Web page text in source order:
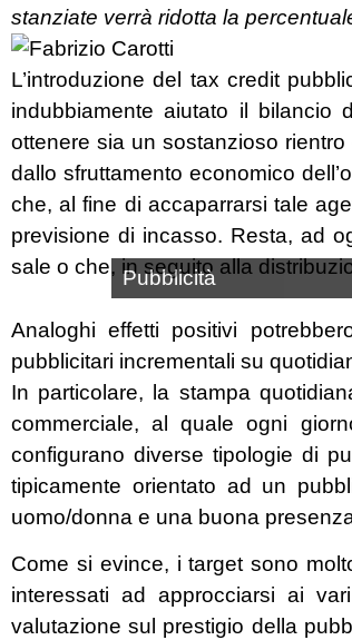
stanziate verrà ridotta la
L’introduzione del tax credit
indubbiamente aiutato il bilancio
ottenere sia un sostanzioso
dallo sfruttamento economico
che, al fine di accaparrarsi tale
previsione di incasso. Resta, ad
sale o che, in seguito alla
Pubblicità
Analoghi effetti positivi
pubblicitari incrementali su
In particolare, la stampa
commerciale, al quale ogni
configurano diverse tipologie di
tipicamente orientato ad un
uomo/donna e una buona
Come si evince, i target sono
interessati ad approcciarsi ai
valutazione sul prestigio della